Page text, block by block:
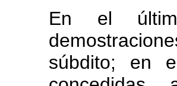
En el
súbdito; en